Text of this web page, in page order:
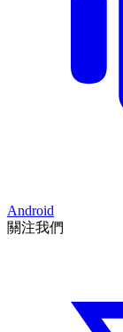
Android
關注我們